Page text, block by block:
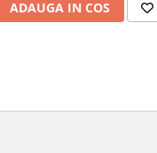
ADAUGA IN COS